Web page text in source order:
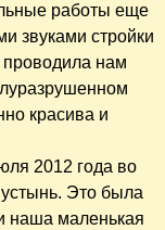
работы еще
звуками стройки
нам
красива и
2012 года во
Это была
наша маленькая